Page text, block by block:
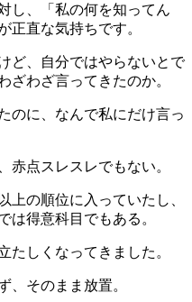
し、「私の何を知ってん
正直な気持ちです。
ど、自分ではやらないとで
ざわざ言ってきたのか。
のに、なんで私にだけ言っ
赤点スレスレでもない。
上の順位に入っていたし、
は得意科目でもある。
たしくなってきました。
、そのまま放置。